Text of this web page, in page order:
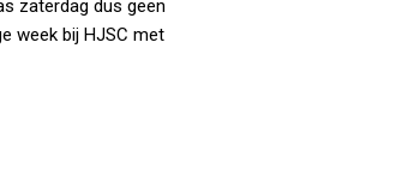
zaterdag dus geen
week bij HJSC met